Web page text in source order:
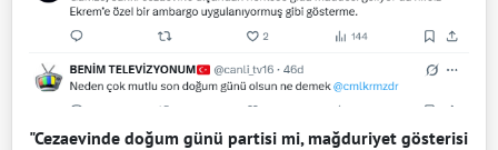
"Cezaevinde doğum günü partisi mi, mağduriyet gösterisi